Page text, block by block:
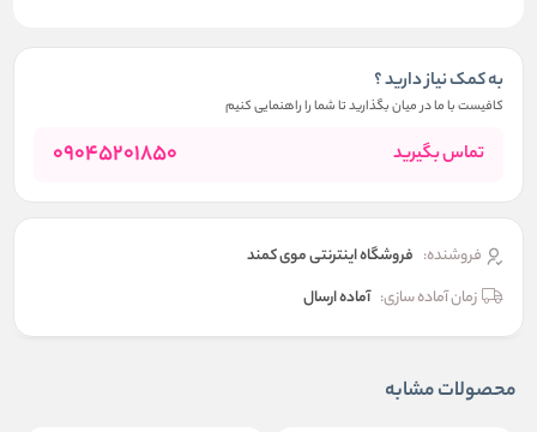
به کمک نیاز دارید ؟
کافیست با ما در میان بگذارید تا شما را راهنمایی کنیم
تماس بگیرید 09045201850
فروشنده: فروشگاه اینترنتی موی کمند
زمان آماده سازی: آماده ارسال
محصولات مشابه